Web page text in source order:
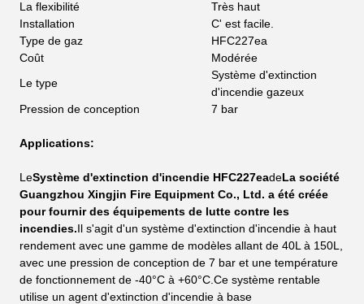
La flexibilité
Très haut
Installation
C' est facile.
Type de gaz
HFC227ea
Coût
Modérée
Le type
Système d'extinction
d'incendie gazeux
Pression de conception
7 bar
Applications:
LeSystème d'extinction d'incendie HFC227eadeLa société
Guangzhou Xingjin Fire Equipment Co., Ltd. a été créée
pour fournir des équipements de lutte contre les
incendies.Il s'agit d'un système d'extinction d'incendie à haut
rendement avec une gamme de modèles allant de 40L à 150L,
avec une pression de conception de 7 bar et une température
de fonctionnement de -40°C à +60°C.Ce système rentable
utilise un agent d'extinction d'incendie à base